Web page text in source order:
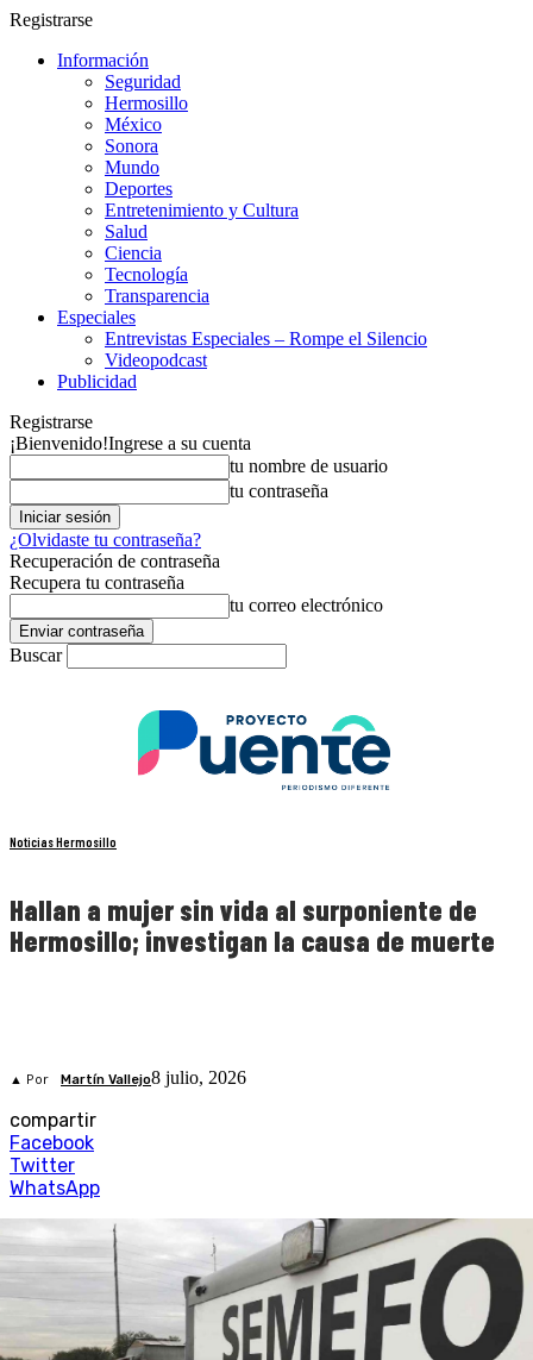
Registrarse
Información
Seguridad
Hermosillo
México
Sonora
Mundo
Deportes
Entretenimiento y Cultura
Salud
Ciencia
Tecnología
Transparencia
Especiales
Entrevistas Especiales – Rompe el Silencio
Videopodcast
Publicidad
Registrarse
¡Bienvenido!Ingrese a su cuenta
tu nombre de usuario
tu contraseña
¿Olvidaste tu contraseña?
Recuperación de contraseña
Recupera tu contraseña
tu correo electrónico
Buscar
Noticias Hermosillo
Hallan a mujer sin vida al surponiente de
Hermosillo; investigan la causa de muerte
▲ Por Martín Vallejo8 julio, 2026
compartir
Facebook
Twitter
WhatsApp